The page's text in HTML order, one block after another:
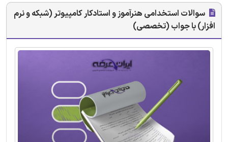
سوالات استخدامی هنرآموز و استادکار کامپیوتر (شبکه و نرم
افزار) با جواب (تخصصی)